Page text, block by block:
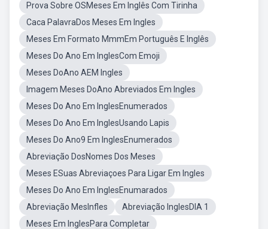
Prova Sobre OSMeses Em Inglês Com Tirinha
Caca PalavraDos Meses Em Ingles
Meses Em Formato MmmEm Português E Inglês
Meses Do Ano Em InglesCom Emoji
Meses DoAno AEM Ingles
Imagem Meses DoAno Abreviados Em Ingles
Meses Do Ano Em InglesEnumerados
Meses Do Ano Em InglesUsando Lapis
Meses Do Ano9 Em InglesEnumerados
Abreviação DosNomes Dos Meses
Meses ESuas Abreviaçoes Para Ligar Em Ingles
Meses Do Ano Em InglesEnumarados
Abreviação MesInfles
Abreviação InglesDIA 1
Meses Em InglesPara Completar